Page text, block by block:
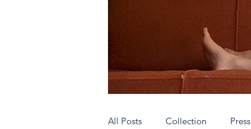
All Posts Collection Press